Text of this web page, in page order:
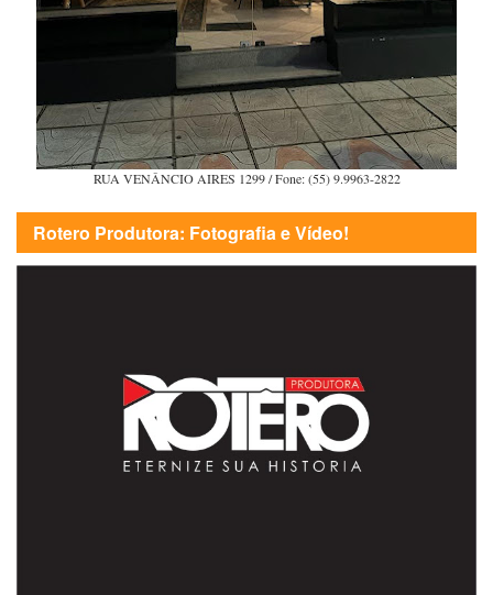
RUA VENÂNCIO AIRES 1299 / Fone: (55) 9.9963-2822
Rotero Produtora: Fotografia e Vídeo!